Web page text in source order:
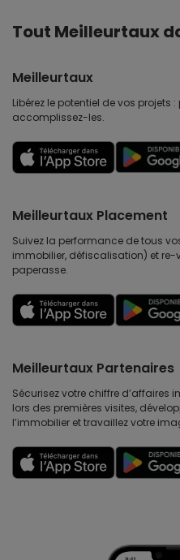
Tout Meilleurtaux
Meilleurtaux
Libérez le potentiel de vos projets
accomplissez-les.
Meilleurtaux Placement
Suivez la performance de tous
immobilier, défiscalisation) et re-
paperasse.
Meilleurtaux Partenaires
Sécurisez votre chiffre d’affaires
lors des premières visites,
l’immobilier et travaillez votre